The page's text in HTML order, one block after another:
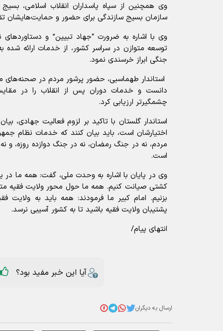
وی همچنین از سپاه پاسداران انقلاب اسلامی،
سازمان بسیج سازندگی برای حضور و حمایت‌هایشان
وی با اشاره به ضرورت “جهاد تبیین” و
توسعه متوازن در سراسر کشور، از خدمات ارائه شده
جنگی ابراز خرسندی نمود.
استاندار طهماسبی، حضور پرشور مردم در
دانست و خدمات دوران پس از انقلاب را در
چشمگیرتر ارزیابی کرد.
استاندار گلستان با تاکید بر لزوم فعالیت جهادی،
اختیارشان است، باید بیان کنند که خدمات نظام
مردم، نه در جنگ رمضان، نه در جنگ دوازده روزه،
است.
وی در پایان با اشاره به وحدت ملی، گفت: همه ما در
کشتی صیانت کنیم. همه ما حول محور ولایت فقیه
بزنیم. امام کبیر ما فرمودند: همه باید به ولایت
پشتیبان ولایت فقیه باشید تا به کشور آسیبی نرسد.
انتهای پیام/
آیا این خبر مفید بود؟
ارسال به دیگران